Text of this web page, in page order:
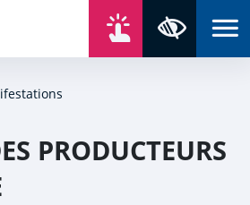
PRODUCTEURS
cookies